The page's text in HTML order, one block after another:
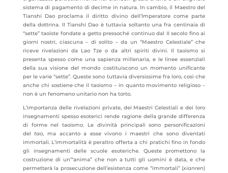
sistema di pagamento di decime in natura. In cambio, il Maestro del
Tianshi Dao proclama il diritto divino dell’Imperatore come parte
della dottrina. Il Tianshi Dao è tuttavia soltanto una fra centinaia di
“sette” taoiste fondate a getto pressoché continuo dal II secolo fino ai
giorni nostri, ciascuna – di solito – da un “Maestro Celestiale” che
riceve rivelazioni da Lao Tze o da altri spiriti divini. Il taoismo si
presenta spesso come una sapienza millenaria, e le linee essenziali
della sua visione del mondo costituiscono un momento unificante
per le varie “sette”. Queste sono tuttavia diversissime fra loro, così che
anche chi sostiene che il taoismo – in quanto movimento religioso –
non è un fenomeno unitario non ha torto.
L’importanza delle rivelazioni private, dei Maestri Celestiali e dei loro
insegnamenti spesso esoterici rende ragione della grande differenza
di forme nel taoismo. Le divinità principali sono personificazioni
deltao, ma accanto a esse vivono i maestri che sono diventati
immortali. L’immortalità è peraltro offerta a chi pratichi fino in fondo
gli insegnamenti delle scuole esoteriche. Queste promettono la
costruzione di un’“anima” che non a tutti gli uomini è data, e che
permetterà la prosecuzione dell’esistenza come “immortali” (xianren)